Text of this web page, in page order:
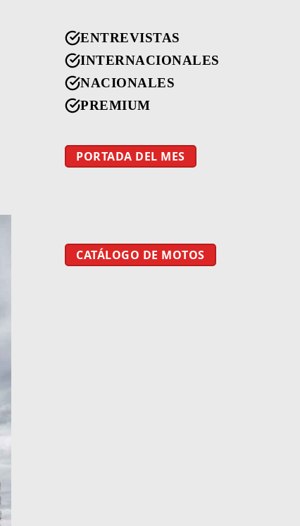
ENTREVISTAS
INTERNACIONALES
NACIONALES
PREMIUM
PORTADA DEL MES
CATÁLOGO DE MOTOS